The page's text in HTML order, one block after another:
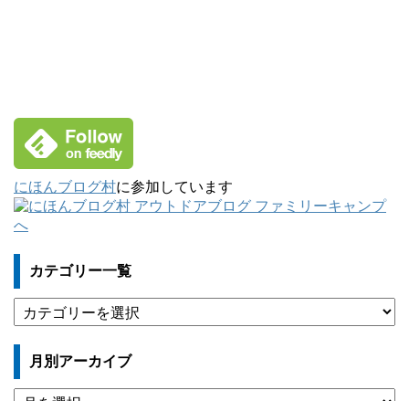
にほんブログ村に参加しています
カテゴリー一覧
テ
ゴ
ー
月別アーカイブ
月